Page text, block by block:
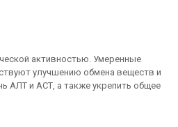
активностью. Умеренные
улучшению обмена веществ и
АЛТ и АСТ, а также укрепить общее